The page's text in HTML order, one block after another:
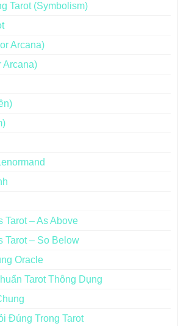
Tarot (Symbolism)
Arcana)
Arcana)
Tarot – As Above
Tarot – So Below
Oracle
Tarot Thông Dụng
Đúng Trong Tarot